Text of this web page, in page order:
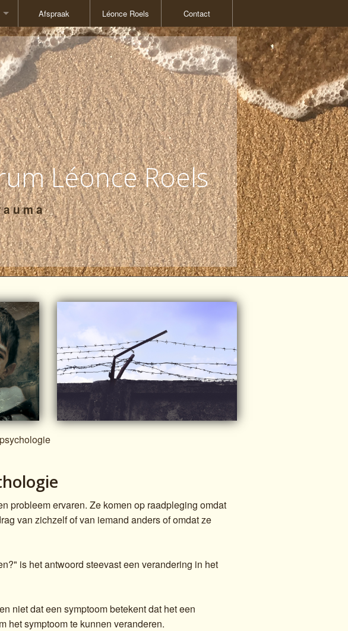
Afspraak Léonce Roels Contact
Léonce Roels
probleem ervaren. Ze komen op raadpleging omdat
van zichzelf of van iemand anders of omdat ze
is het antwoord steevast een verandering in het
niet dat een symptoom betekent dat het een
het symptoom te kunnen veranderen.